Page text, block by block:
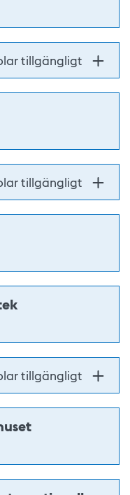
tillgängligt
tillgängligt
tillgängligt